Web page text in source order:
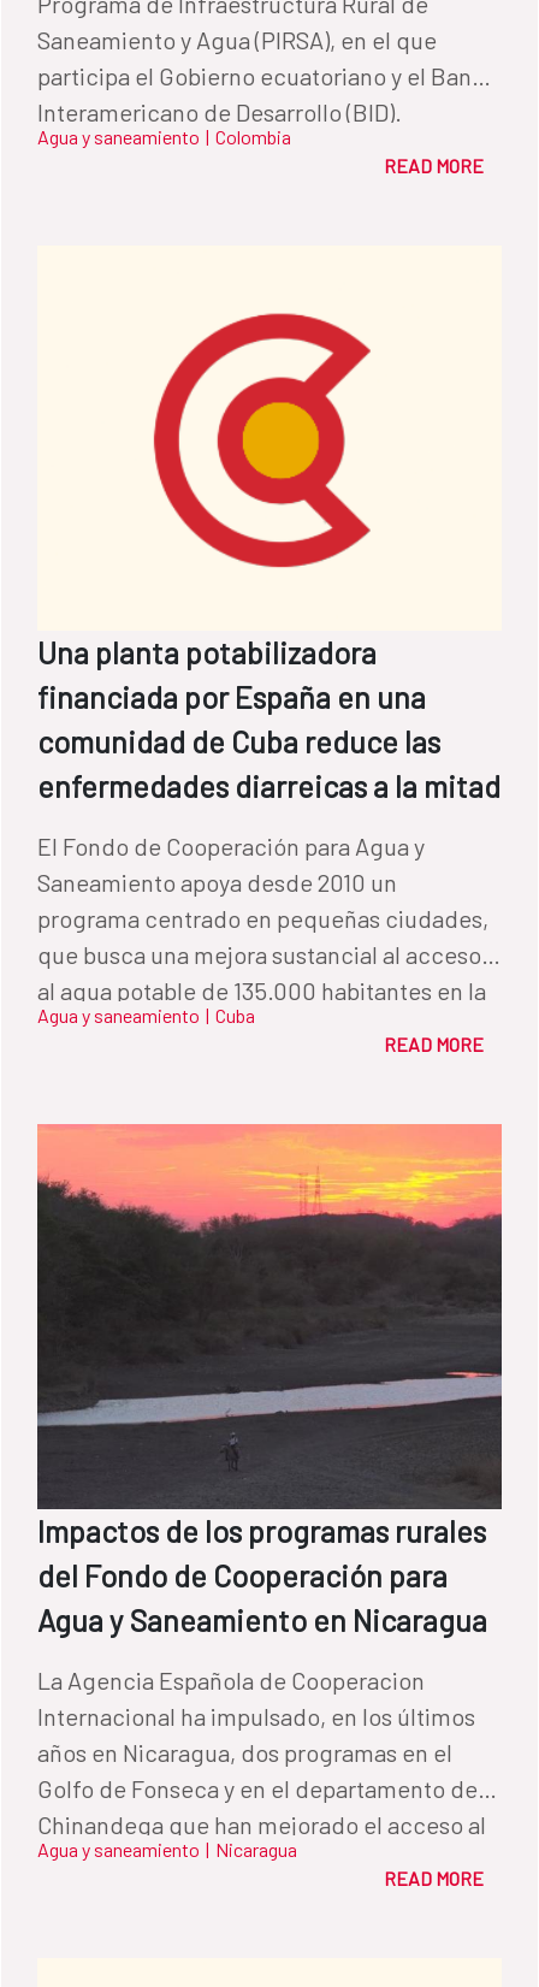
Saneamiento y Agua (PIRSA), en el que
participa el Gobierno ecuatoriano y el Banco
Interamericano de Desarrollo (BID).
Promueve sistemas de agua potable,
Agua y saneamiento | Colombia
READ MORE
Una planta potabilizadora
financiada por España en una
comunidad de Cuba reduce las
enfermedades diarreicas a la mitad
El Fondo de Cooperación para Agua y
Saneamiento apoya desde 2010 un
programa centrado en pequeñas ciudades,
que busca una mejora sustancial al acceso
al agua potable de 135.000 habitantes en la
isla.
Agua y saneamiento | Cuba
READ MORE
Impactos de los programas rurales
del Fondo de Cooperación para
Agua y Saneamiento en Nicaragua
La Agencia Española de Cooperacion
Internacional ha impulsado, en los últimos
años en Nicaragua, dos programas en el
Golfo de Fonseca y en el departamento de
Chinandega que han mejorado el acceso al
agua y al saneamiento de 30.000 personas.
Agua y saneamiento | Nicaragua
READ MORE